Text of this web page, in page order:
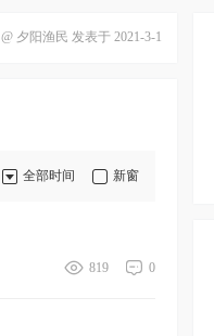
@ 夕阳渔民 发表于 2021-3-1
新窗
全部时间
0
819